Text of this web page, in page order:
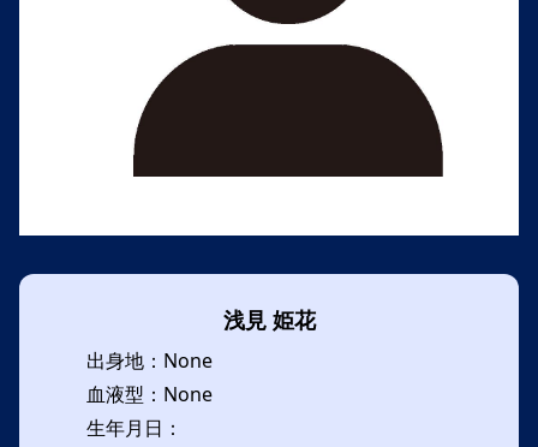
浅見 姫花
出身地：None
血液型：None
生年月日：